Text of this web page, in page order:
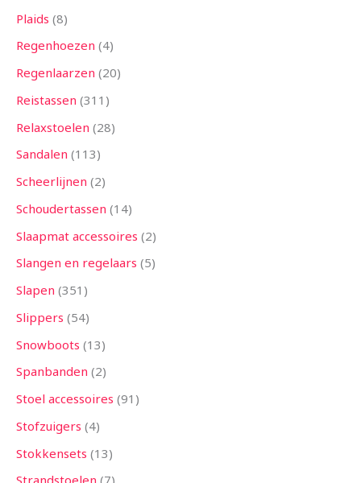
Plaids 8
Regenhoezen 4
Regenlaarzen 20
Reistassen 311
Relaxstoelen 28
Sandalen 113
Scheerlijnen 2
Schoudertassen 14
Slaapmat accessoires 2
Slangen en regelaars 5
Slapen 351
Slippers 54
Snowboots 13
Spanbanden 2
Stoel accessoires 91
Stofzuigers 4
Stokkensets 13